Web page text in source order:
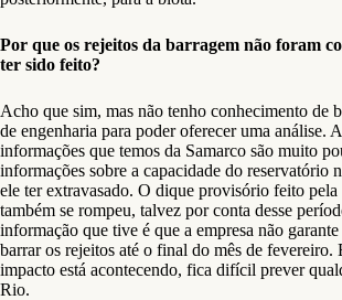
Por que os rejeitos da barragem não foram
ter sido feito?
Acho que sim, mas não tenho conhecimento de
de engenharia para poder oferecer uma análise.
informações que temos da Samarco são muito
informações sobre a capacidade do reservatório
ele ter extravasado. O dique provisório feito pela
também se rompeu, talvez por conta desse
informação que tive é que a empresa não
barrar os rejeitos até o final do mês de fevereiro.
impacto está acontecendo, fica difícil prever
Rio.